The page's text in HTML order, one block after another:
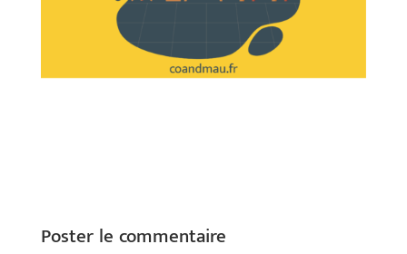
Poster le commentaire